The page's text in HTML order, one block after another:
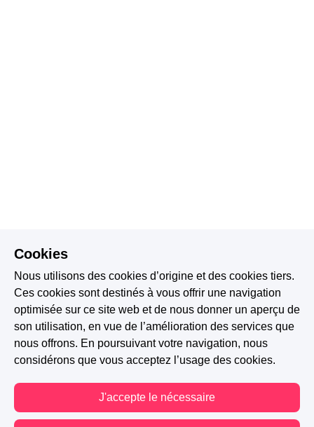
Cookies
Nous utilisons des cookies d’origine et des cookies tiers.
Ces cookies sont destinés à vous offrir une navigation
optimisée sur ce site web et de nous donner un aperçu de
son utilisation, en vue de l’amélioration des services que
nous offrons. En poursuivant votre navigation, nous
considérons que vous acceptez l’usage des cookies.
J'accepte le nécessaire